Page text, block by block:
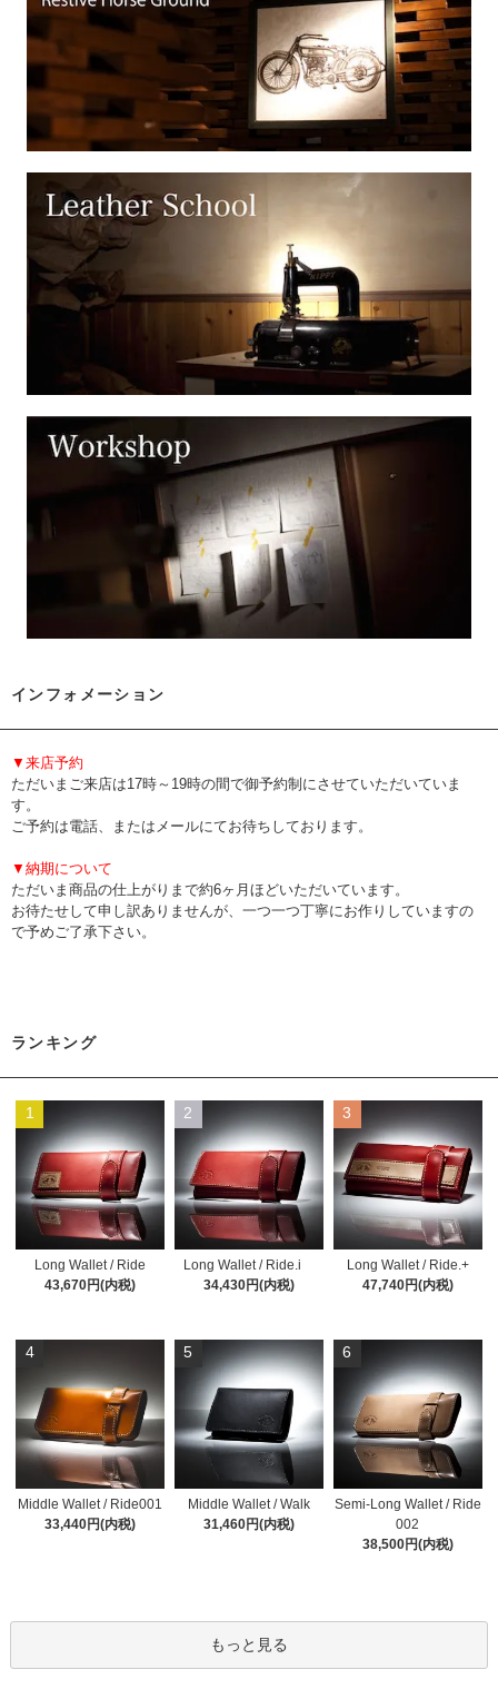
インフォメーション
▼来店予約
ただいまご来店は17時～19時の間で御予約制にさせていただいていま
す。
ご予約は電話、またはメールにてお待ちしております。
▼納期について
ただいま商品の仕上がりまで約6ヶ月ほどいただいています。
お待たせして申し訳ありませんが、一つ一つ丁寧にお作りしていますの
で予めご了承下さい。
ランキング
1
Long Wallet / Ride
43,670円(内税)
2
Long Wallet / Ride.i
34,430円(内税)
3
Long Wallet / Ride.+
47,740円(内税)
4
Middle Wallet / Ride001
33,440円(内税)
5
Middle Wallet / Walk
31,460円(内税)
6
Semi-Long Wallet / Ride
002
38,500円(内税)
もっと見る